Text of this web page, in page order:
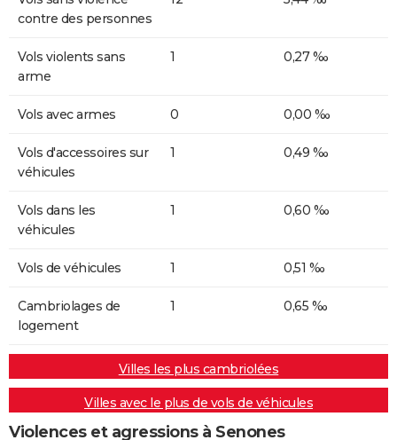
contre des personnes
Vols violents sans
arme
1 0,27 ‰
Vols avec armes 0 0,00 ‰
Vols d'accessoires sur
véhicules
1 0,49 ‰
Vols dans les
véhicules
1 0,60 ‰
Vols de véhicules 1 0,51 ‰
Cambriolages de
logement
1 0,65 ‰
Villes les plus cambriolées
Villes avec le plus de vols de véhicules
Violences et agressions à Senones